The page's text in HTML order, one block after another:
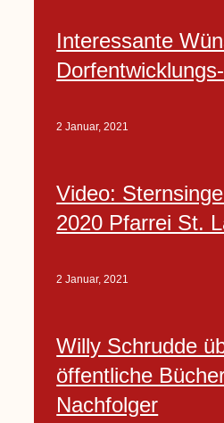
Interessante
2 Januar, 2021
Video:
2020 Pfarrei St.
2 Januar, 2021
Willy Schrudde
öffentliche
Nachfolger